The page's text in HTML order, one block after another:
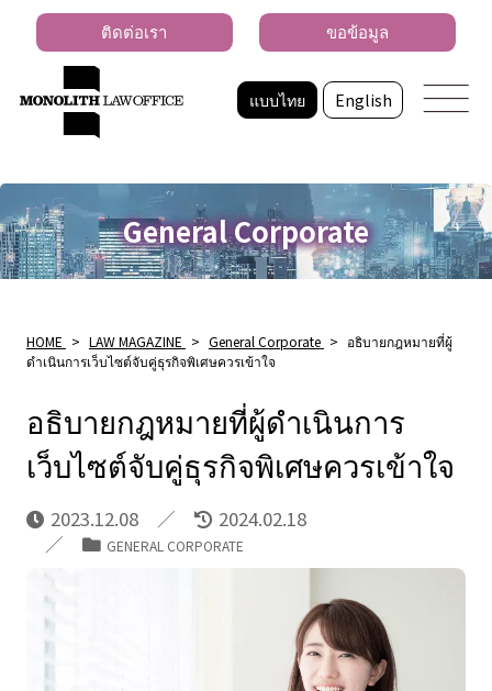
แบบไทย English
ติดต่อเรา ขอข้อมูล
General Corporate
HOME > LAW MAGAZINE > General Corporate > อธิบายกฎหมายที่ผู้
ดำเนินการเว็บไซต์จับคู่ธุรกิจพิเศษควรเข้าใจ
อธิบายกฎหมายที่ผู้ดำเนินการ
เว็บไซต์จับคู่ธุรกิจพิเศษควรเข้าใจ
2023.12.08 2024.02.18
GENERAL CORPORATE